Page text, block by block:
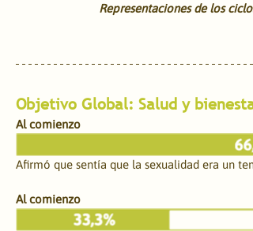
Representaciones de los
Objetivo Global: Salud y
Al comienzo
Afirmó que sentía que la sexualidad era un
Al comienzo